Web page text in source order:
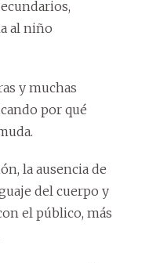
al niño
y muchas
por qué
la ausencia de
del cuerpo y
el público, más